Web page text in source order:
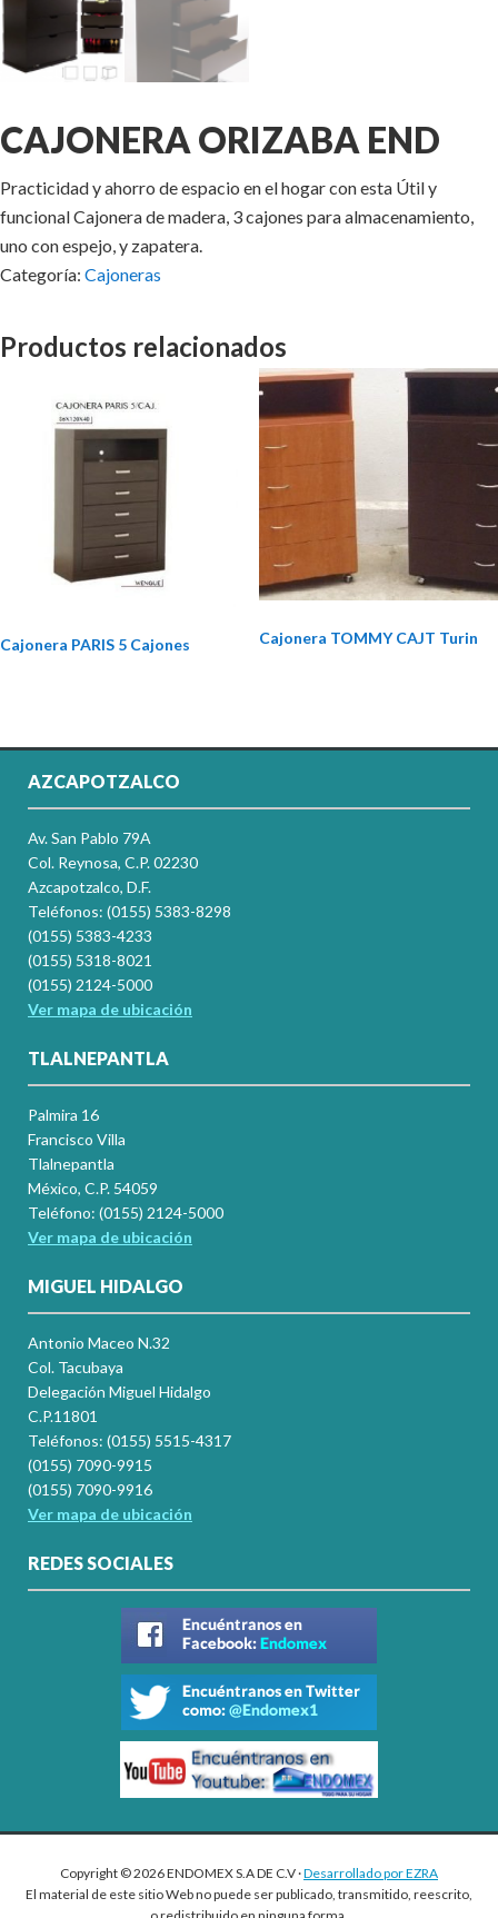
CAJONERA ORIZABA END
Practicidad y ahorro de espacio en el hogar con esta Útil y
funcional Cajonera de madera, 3 cajones para almacenamiento,
uno con espejo, y zapatera.
Categoría: Cajoneras
Productos relacionados
Cajonera PARIS 5 Cajones Cajonera TOMMY CAJT Turin
AZCAPOTZALCO
Av. San Pablo 79A
Col. Reynosa, C.P. 02230
Azcapotzalco, D.F.
Teléfonos: (0155) 5383-8298
(0155) 5383-4233
(0155) 5318-8021
(0155) 2124-5000
Ver mapa de ubicación
TLALNEPANTLA
Palmira 16
Francisco Villa
Tlalnepantla
México, C.P. 54059
Teléfono: (0155) 2124-5000
Ver mapa de ubicación
MIGUEL HIDALGO
Antonio Maceo N.32
Col. Tacubaya
Delegación Miguel Hidalgo
C.P.11801
Teléfonos: (0155) 5515-4317
(0155) 7090-9915
(0155) 7090-9916
Ver mapa de ubicación
REDES SOCIALES
Copyright © 2026 ENDOMEX S.A DE C.V ·Desarrollado por EZRA
El material de este sitio Web no puede ser publicado, transmitido, reescrito,